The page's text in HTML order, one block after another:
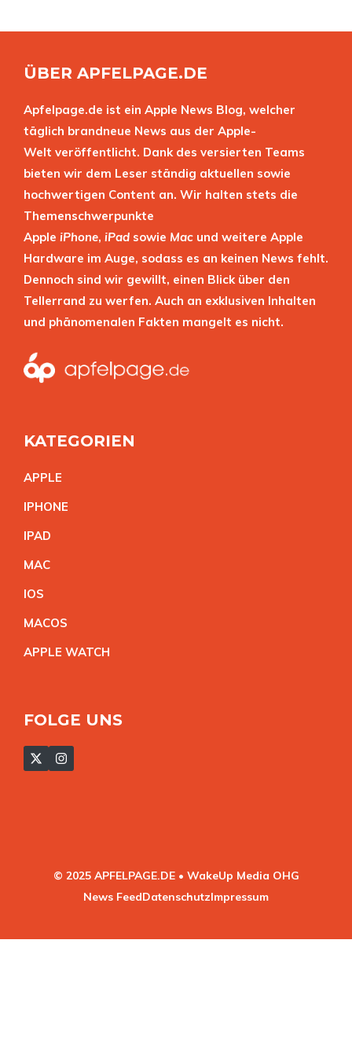
ÜBER APFELPAGE.DE
Apfelpage.de ist ein Apple News Blog, welcher
täglich brandneue News aus der Apple-
Welt veröffentlicht. Dank des versierten Teams
bieten wir dem Leser ständig aktuellen sowie
hochwertigen Content an. Wir halten stets die
Themenschwerpunkte
Apple iPhone, iPad sowie Mac und weitere Apple
Hardware im Auge, sodass es an keinen News fehlt.
Dennoch sind wir gewillt, einen Blick über den
Tellerrand zu werfen. Auch an exklusiven Inhalten
und phänomenalen Fakten mangelt es nicht.
KATEGORIEN
APPLE
IPHONE
IPAD
MAC
IOS
MACOS
APPLE WATCH
FOLGE UNS
© 2025 APFELPAGE.DE • WakeUp Media OHG
News FeedDatenschutzImpressum